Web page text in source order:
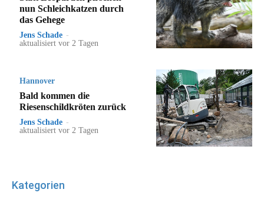
nun Schleichkatzen durch
das Gehege
Jens Schade -
aktualisiert vor 2 Tagen
Hannover
Bald kommen die
Riesenschildkröten zurück
Jens Schade -
aktualisiert vor 2 Tagen
Kategorien